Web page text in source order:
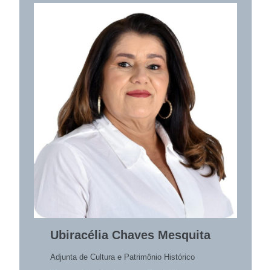
Ubiracélia Chaves Mesquita
Adjunta de Cultura e Patrimônio Histórico